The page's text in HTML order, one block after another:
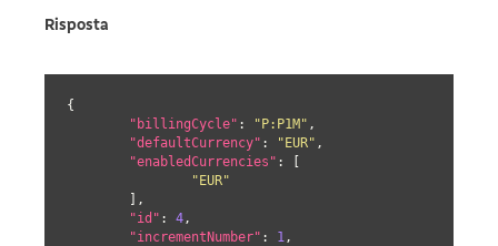
Risposta
{
"billingCycle" : "P:P1M" ,
"defaultCurrency" : "EUR" ,
"enabledCurrencies" : [
"EUR"
"id" : 4 ,
"incrementNumber" : 1 ,